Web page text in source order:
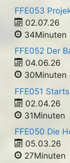
FFE053
02.07.26
34Minuten
FFE052 Der
04.06.26
30Minuten
FFE051
02.04.26
31Minuten
FFE050 Die
05.03.26
27Minuten